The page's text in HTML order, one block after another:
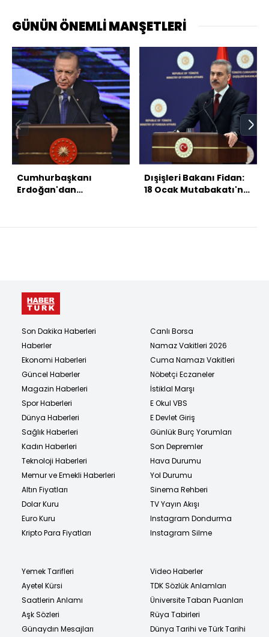
GÜNÜN ÖNEMLİ MANŞETLERİ
Cumhurbaşkanı
Erdoğan'dan
Dışişleri Bakanı Fidan:
18 Ocak Mutabakatı'nı
Son Dakika Haberleri
Haberler
Ekonomi Haberleri
Güncel Haberler
Magazin Haberleri
Spor Haberleri
Dünya Haberleri
Sağlık Haberleri
Kadın Haberleri
Teknoloji Haberleri
Memur ve Emekli Haberleri
Altın Fiyatları
Dolar Kuru
Euro Kuru
Kripto Para Fiyatları
Canlı Borsa
Namaz Vakitleri 2026
Cuma Namazı Vakitleri
Nöbetçi Eczaneler
İstiklal Marşı
E Okul VBS
E Devlet Giriş
Günlük Burç Yorumları
Son Depremler
Hava Durumu
Yol Durumu
Sinema Rehberi
TV Yayın Akışı
Instagram Dondurma
Instagram Silme
Yemek Tarifleri
Ayetel Kürsi
Saatlerin Anlamı
Aşk Sözleri
Günaydın Mesajları
Video Haberler
TDK Sözlük Anlamları
Üniversite Taban Puanları
Rüya Tabirleri
Dünya Tarihi ve Türk Tarihi